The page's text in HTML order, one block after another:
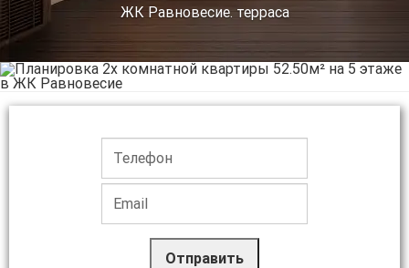
ЖК Равновесие. терраса
Отправить